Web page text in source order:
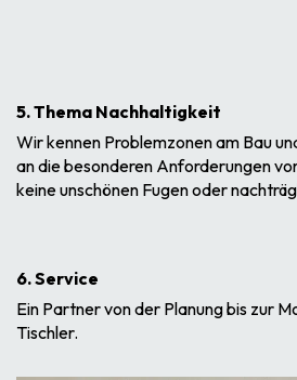
5. Thema Nachhaltigkeit
Wir kennen Problemzonen am Bau
an die besonderen Anforderungen
keine unschönen Fugen oder
6. Service
Ein Partner von der Planung bis zur
Tischler.